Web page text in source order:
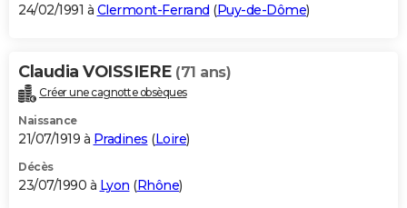
24/02/1991 à Clermont-Ferrand (Puy-de-Dôme)
Claudia VOISSIERE (71 ans)
Créer une cagnotte obsèques
Naissance
21/07/1919 à Pradines (Loire)
Décès
23/07/1990 à Lyon (Rhône)